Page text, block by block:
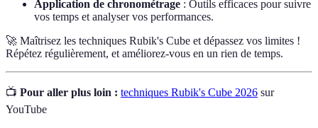
Application de chronométrage : Outils efficaces pour suivre
vos temps et analyser vos performances.
🚀 Maîtrisez les techniques Rubik's Cube et dépassez vos limites !
Répétez régulièrement, et améliorez-vous en un rien de temps.
📺 Pour aller plus loin : techniques Rubik's Cube 2026 sur
YouTube